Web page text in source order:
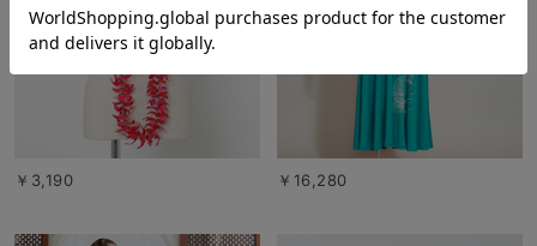
￥3,190 ￥16,280